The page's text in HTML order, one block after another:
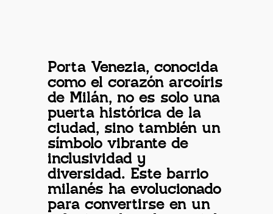
Porta Venezia, conocida
como el corazón arcoíris
de Milán, no es solo una
puerta histórica de la
ciudad, sino también un
símbolo vibrante de
inclusividad y
diversidad. Este barrio
milanés ha evolucionado
para convertirse en un